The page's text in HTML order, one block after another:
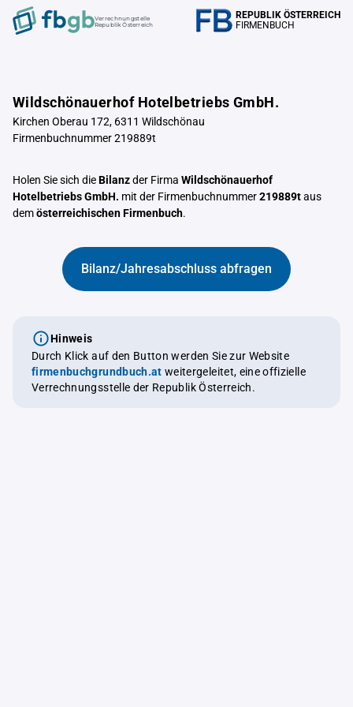
Verrechnungstelle
Republik Österreich
REPUBLIK ÖSTERREICH
FIRMENBUCH
Wildschönauerhof Hotelbetriebs GmbH.
Kirchen Oberau 172, 6311 Wildschönau
Firmenbuchnummer 219889t
Holen Sie sich dieBilanzder Firma Wildschönauerhof
Hotelbetriebs GmbH. mit der Firmenbuchnummer219889taus
demösterreichischen Firmenbuch.
Bilanz/Jahresabschluss abfragen
Hinweis
Durch Klick auf den Button werden Sie zur Website
firmenbuchgrundbuch.at weitergeleitet, eine offizielle
Verrechnungsstelle der Republik Österreich.